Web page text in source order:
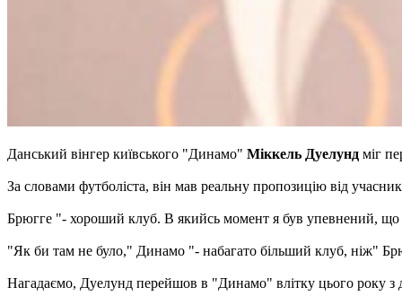
Данський вінгер київського "Динамо" Міккель Дуелунд міг
За словами футболіста, він мав реальну пропозицію від
Брюгге "- хороший клуб. В якийсь момент я був упевнений, що
"Як би там не було," Динамо "- набагато більший клуб, ніж"
Нагадаємо, Дуелунд перейшов в "Динамо" влітку цього року з